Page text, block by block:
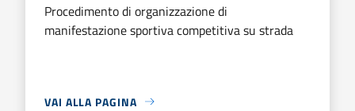
Procedimento di organizzazione di
manifestazione sportiva competitiva su strada
VAI ALLA PAGINA